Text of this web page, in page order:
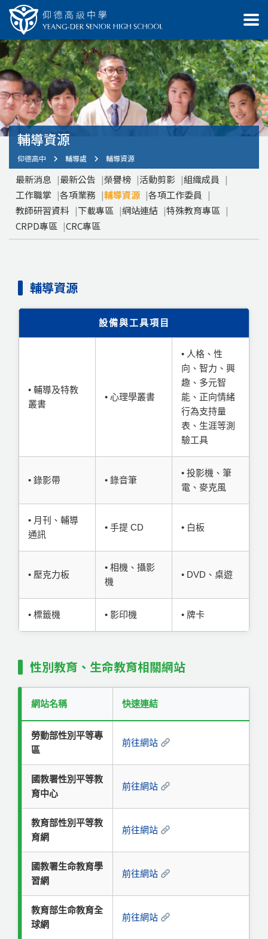
輔導資源
仰德高中 輔導處 輔導資源
最新消息 最新公告 榮譽榜 活動剪影
組織成員
工作職掌
各項業務 輔導資源
各項工作委員
教師研習資料
下載專區 網站連結
特殊教育專區
CRPD專區
CRC專區
輔導資源
設備與工具項目
• 輔導及特教
叢書
• 心理學叢書
• 人格、性
向、智力、興
趣、多元智
能、正向情緒
行為支持量
表、生涯等測
驗工具
• 錄影帶 • 錄音筆
• 投影機、筆
電、麥克風
• 月刊、輔導
通訊
• 手提 CD • 白板
• 壓克力板
• 相機、攝影
機
• DVD、桌遊
• 標籤機 • 影印機 • 牌卡
性別教育、生命教育相關網站
網站名稱 快速連結
勞動部性別平等專
區
前往網站
國教署性別平等教
育中心
前往網站
教育部性別平等教
育網
前往網站
國教署生命教育學
習網
前往網站
教育部生命教育全
球網
前往網站